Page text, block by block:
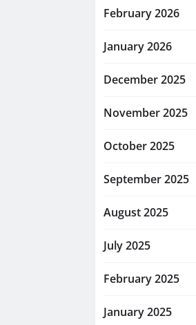
February 2026
January 2026
December 2025
November 2025
October 2025
September 2025
August 2025
July 2025
February 2025
January 2025